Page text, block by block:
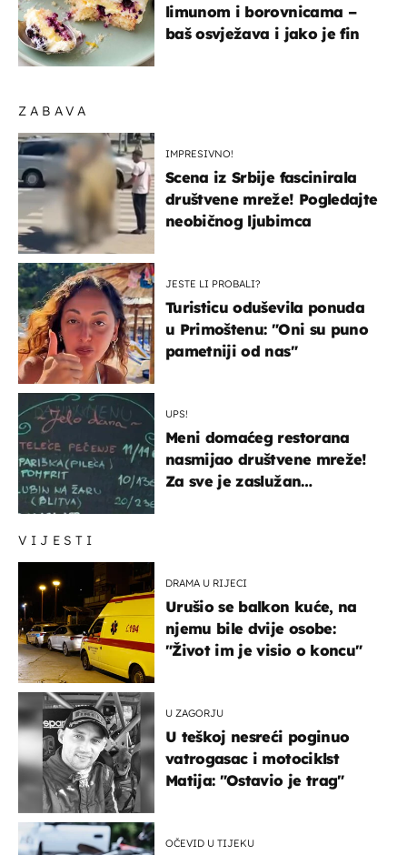
VIJESTI
DRAMA U RIJECI
Urušio se balkon kuće, na
njemu bile dvije osobe:
"Život im je visio o koncu"
U ZAGORJU
U teškoj nesreći poginuo
vatrogasac i motociklst
Matija: "Ostavio je trag"
OČEVID U TIJEKU
ZABAVA
IMPRESIVNO!
Scena iz Srbije fascinirala
društvene mreže! Pogledajte
neobičnog ljubimca
JESTE LI PROBALI?
Turisticu oduševila ponuda
u Primoštenu: "Oni su puno
pametniji od nas"
UPS!
Meni domaćeg restorana
nasmijao društvene mreže!
Za sve je zaslužan
limunom i borovnicama –
baš osvježava i jako je fin